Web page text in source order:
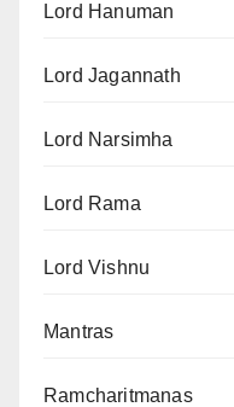
Lord Hanuman
Lord Jagannath
Lord Narsimha
Lord Rama
Lord Vishnu
Mantras
Ramcharitmanas